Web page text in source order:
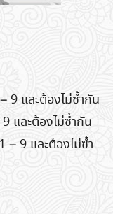
9 และต้องไม่ซ้ำกัน
และต้องไม่ซ้ำกัน
– 9 และต้องไม่ซ้ำ